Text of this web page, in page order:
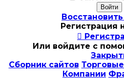
Регистрация

Или войдите с
Сборник сайтов
Компании